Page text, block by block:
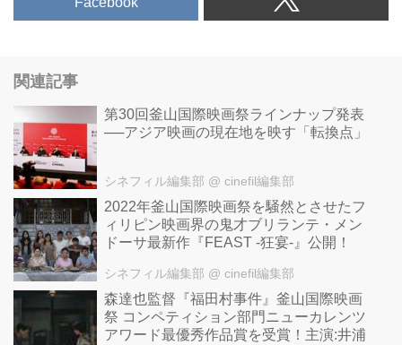
関連記事
第30回釜山国際映画祭ラインナップ発表
──アジア映画の現在地を映す「転換点」
シネフィル編集部 @ cinefil編集部
2022年釜山国際映画祭を騒然とさせたフ
ィリピン映画界の鬼才ブリランテ・メン
ドーサ最新作『FEAST -狂宴-』公開！
シネフィル編集部 @ cinefil編集部
森達也監督『福田村事件』釜山国際映画
祭 コンペティション部門ニューカレンツ
アワード最優秀作品賞を受賞！主演:井浦